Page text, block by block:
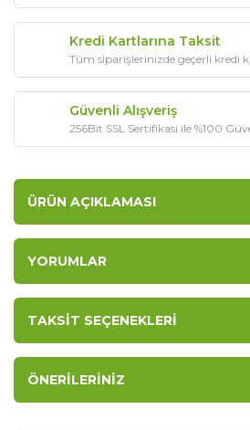
Kredi Kartlarına Taksit
Tüm siparişlerinizde geçerli kredi
Güvenli Alışveriş
256Bit SSL Sertifikası ile %100
ÜRÜN AÇIKLAMASI
YORUMLAR
TAKSIT SEÇENEKLERI
ÖNERILERINIZ